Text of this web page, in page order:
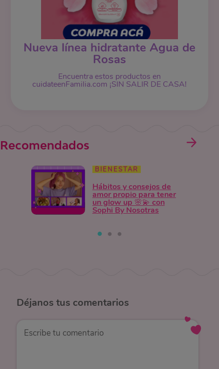
Nueva línea hidratante Agua de
Rosas
Encuentra estos productos en
cuidateenFamilia.com ¡SIN SALIR DE CASA!
Recomendados
BIENESTAR
Hábitos y consejos de
amor propio para tener
un glow up 🌸💫 con
Sophi By Nosotras
Déjanos tus comentarios